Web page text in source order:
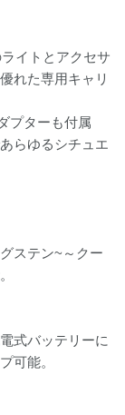
イトとアクセサ
れた専用キャリ
プターも付属
らゆるシチュエ
ステン~～クー
式バッテリーに
可能。